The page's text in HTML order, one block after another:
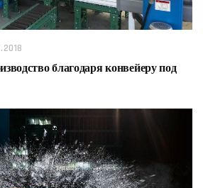
благодаря конвейеру под